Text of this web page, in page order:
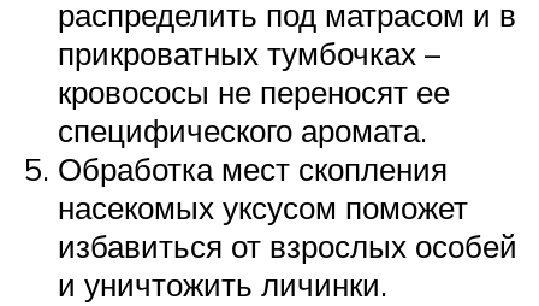
распределить под матрасом и в
прикроватных тумбочках –
кровососы не переносят ее
специфического аромата.
Обработка мест скопления
насекомых уксусом поможет
избавиться от взрослых особей
и уничтожить личинки.